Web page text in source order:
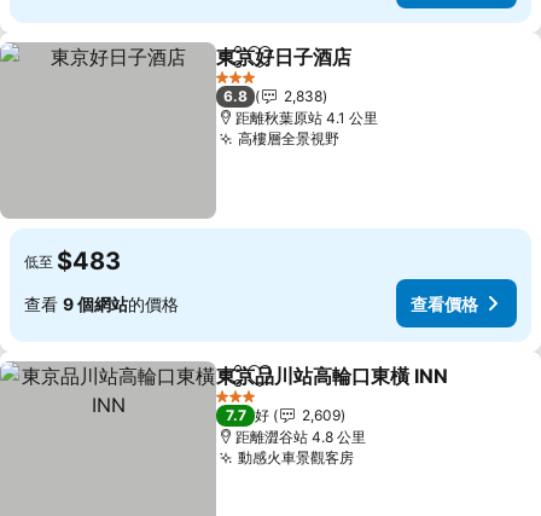
分享 放到收藏夾
東京好日子酒店
3 星級
6.8
2,838
距離秋葉原站 4.1 公里
高樓層全景視野
低至 $483
查看 9 個網站的價格 查看價格
分享 放到收藏夾
東京品川站高輪口東橫 INN
3 星級
7.7 好
2,609
距離澀谷站 4.8 公里
動感火車景觀客房